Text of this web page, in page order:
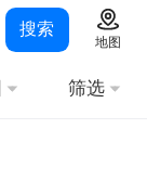
搜索
地图
筛选